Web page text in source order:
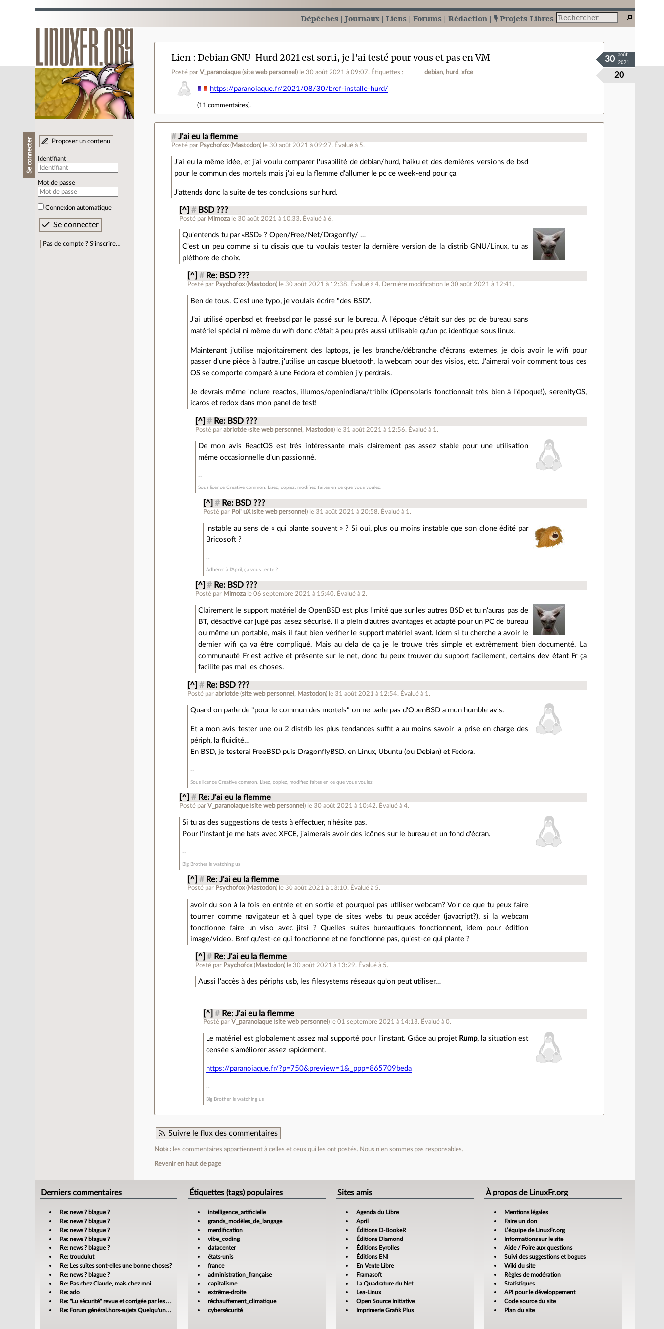
Dépêches Journaux Liens Forums Rédaction 🎙️ Projets Libres
Se connecter Proposer un contenu
Identifiant
Mot de passe
Connexion automatique
Pas de compte ? S’inscrire…
Lien Debian GNU-Hurd 2021 est sorti, je l'ai testé pour vous et pas en VM
Posté parV_paranoiaque (site web personnel ) le 30 août 2021 à 09:07. Étiquettes : debian hurd xfce 20
30
août
2021
https://paranoiaque.fr/2021/08/30/bref-installe-hurd/
(11 commentaires).
# J'ai eu la flemme
Posté par Psychofox( Mastodon) le 30 août 2021 à 09:27. Évalué à 5.
J'ai eu la même idée, et j'ai voulu comparer l'usabilité de debian/hurd, haiku et des dernières versions de bsd
pour le commun des mortels mais j'ai eu la flemme d'allumer le pc ce week-end pour ça.
J'attends donc la suite de tes conclusions sur hurd.
[^] # BSD ???
Posté par Mimoza le 30 août 2021 à 10:33. Évalué à6.
Qu'entends tu par «BSD» ? Open/Free/Net/Dragonfly/ …
C'est un peu comme si tu disais que tu voulais tester la dernière version de la distrib GNU/Linux, tu as
pléthore de choix.
[^] # Re: BSD ???
Posté par Psychofox( Mastodon) le 30 août 2021 à 12:38. Évalué à4. Dernière modification le 30 août 2021 à 12:41.
Ben de tous. C'est une typo, je voulais écrire "des BSD".
J'ai utilisé openbsd et freebsd par le passé sur le bureau. À l'époque c'était sur des pc de bureau sans
matériel spécial ni même du wifi donc c'était à peu près aussi utilisable qu'un pc identique sous linux.
Maintenant j'utilise majoritairement des laptops, je les branche/débranche d'écrans externes, je dois avoir le wifi pour
passer d'une pièce à l'autre, j'utilise un casque bluetooth, la webcam pour des visios, etc. J'aimerai voir comment tous ces
OS se comporte comparé à une Fedora et combien j'y perdrais.
Je devrais même inclure reactos, illumos/openindiana/triblix (Opensolaris fonctionnait très bien à l'époque!), serenityOS,
icaros et redox dans mon panel de test!
[^] # Re: BSD ???
Posté parabriotde (site web personnel , Mastodon) le 31 août 2021 à 12:56. Évalué à 1 .
De mon avis ReactOS est très intéressante mais clairement pas assez stable pour une utilisation
même occasionnelle d'un passionné.
Sous licence Creative common. Lisez, copiez, modifiez faites en ce que vous voulez.
[^] # Re: BSD ???
Posté par Pol' uX (site web personnel ) le 31 août 2021 à 20:58. Évalué à 1 .
Instable au sens de « qui plante souvent » ? Si oui, plus ou moins instable que son clone édité par
Bricosoft ?
Adhérer à l'April, ça vous tente ?
[^] # Re: BSD ???
Posté par Mimoza le 06 septembre 2021 à 15:40. Évalué à 2.
Clairement le support matériel de OpenBSD est plus limité que sur les autres BSD et tu n'auras pas de
BT, désactivé car jugé pas assez sécurisé. Il a plein d'autres avantages et adapté pour un PC de bureau
ou même un portable, mais il faut bien vérifier le support matériel avant. Idem si tu cherche a avoir le
dernier wifi ça va être compliqué. Mais au dela de ça je le trouve très simple et extrêmement bien documenté. La
communauté Fr est active et présente sur le net, donc tu peux trouver du support facilement, certains dev étant Fr ça
facilite pas mal les choses.
[^] # Re: BSD ???
Posté parabriotde (site web personnel , Mastodon) le 31 août 2021 à 12:54. Évalué à 1 .
Quand on parle de "pour le commun des mortels" on ne parle pas d'OpenBSD a mon humble avis.
Et a mon avis tester une ou 2 distrib les plus tendances suffit a au moins savoir la prise en charge des
périph, la fluidité…
En BSD, je testerai FreeBSD puis DragonflyBSD, en Linux, Ubuntu (ou Debian) et Fedora.
Sous licence Creative common. Lisez, copiez, modifiez faites en ce que vous voulez.
[^] # Re: J'ai eu la flemme
Posté parV_paranoiaque (site web personnel ) le 30 août 2021 à 10:42. Évalué à4.
Si tu as des suggestions de tests à effectuer, n'hésite pas.
Pour l'instant je me bats avec XFCE, j'aimerais avoir des icônes sur le bureau et un fond d'écran.
Big Brother is watching us
[^] # Re: J'ai eu la flemme
Posté par Psychofox( Mastodon) le 30 août 2021 à 13:10. Évalué à 5.
avoir du son à la fois en entrée et en sortie et pourquoi pas utiliser webcam? Voir ce que tu peux faire
tourner comme navigateur et à quel type de sites webs tu peux accéder (javacript?), si la webcam
fonctionne faire un viso avec jitsi ? Quelles suites bureautiques fonctionnent, idem pour édition
image/video. Bref qu'est-ce qui fonctionne et ne fonctionne pas, qu'est-ce qui plante ?
[^] # Re: J'ai eu la flemme
Posté par Psychofox( Mastodon) le 30 août 2021 à 13:29. Évalué à 5.
Aussi l'accès à des périphs usb, les filesystems réseaux qu'on peut utiliser…
[^] # Re: J'ai eu la flemme
Posté parV_paranoiaque (site web personnel ) le 01 septembre 2021 à 14:13. Évalué à0.
Le matériel est globalement assez mal supporté pour l'instant. Grâce au projet Rump, la situation est
censée s'améliorer assez rapidement.
https://paranoiaque.fr/?p=750&preview=1&_ppp=865709beda
Big Brother is watching us
Suivre le flux des commentaires
Note : les commentaires appartiennent à celles et ceux qui les ont postés. Nous n’en sommes pas responsables.
Revenir en haut de page
Derniers commentaires
Re: news ? blague ?
Re: news ? blague ?
Re: news ? blague ?
Re: news ? blague ?
Re: news ? blague ?
Re: troudulut
Re: Les suites sont-elles une bonne choses?
Re: news ? blague ?
Re: Pas chez Claude, mais chez moi
Re: ado
Re: "Lu sécurité" revue et corrigée par les banques
Re: Forum général.hors-sujets Quelqu'un a déjà confié sa compta à un cabinet d'expertise comptable en ligne ?
Étiquettes (tags) populaires
intelligence_artificielle
grands_modèles_de_langage
merdification
vibe_coding
datacenter
états-unis
france
administration_française
capitalisme
extrême-droite
réchauffement_climatique
cybersécurité
Sites amis
Agenda du Libre
April
Éditions D-BookeR
Éditions Diamond
Éditions Eyrolles
Éditions ENI
En Vente Libre
Framasoft
La Quadrature du Net
Lea-Linux
Open Source Initiative
Imprimerie Grafik Plus
À propos de LinuxFr.org
Mentions légales
Faire un don
L’équipe de LinuxFr.org
Informations sur le site
Aide / Foire aux questions
Suivi des suggestions et bogues
Wiki du site
Règles de modération
Statistiques
API pour le développement
Code source du site
Plan du site